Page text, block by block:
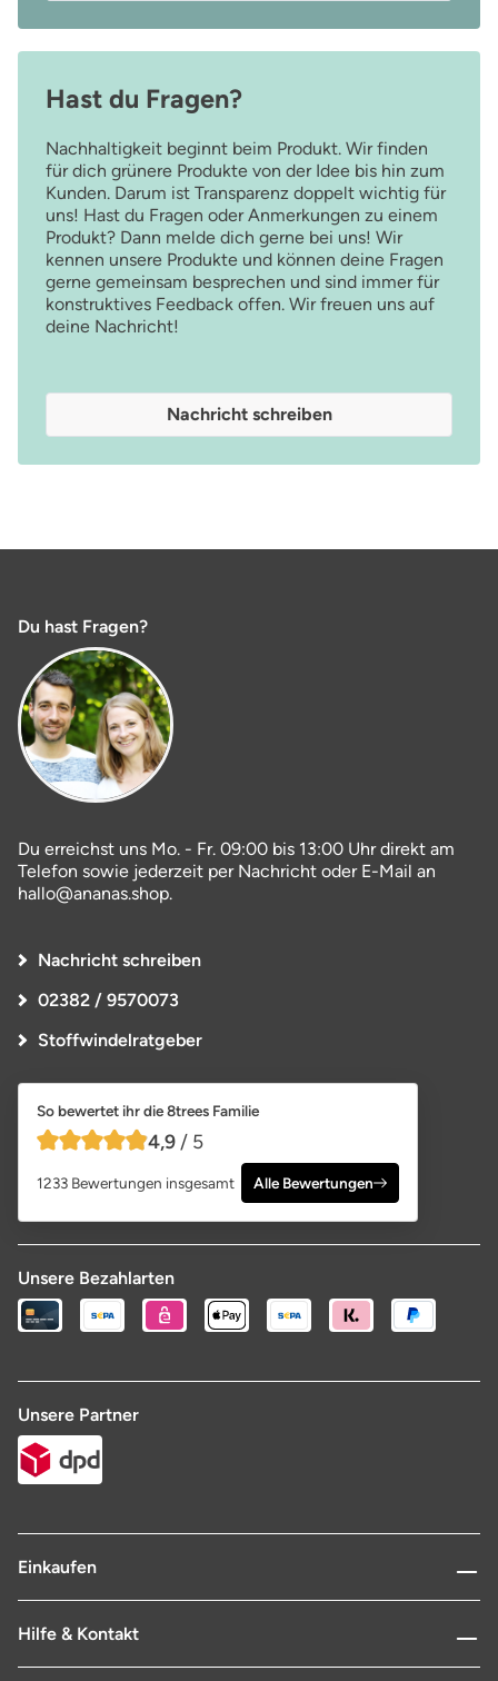
Hast du Fragen?
Nachhaltigkeit beginnt beim Produkt. Wir finden
für dich grünere Produkte von der Idee bis hin zum
Kunden. Darum ist Transparenz doppelt wichtig für
uns! Hast du Fragen oder Anmerkungen zu einem
Produkt? Dann melde dich gerne bei uns! Wir
kennen unsere Produkte und können deine Fragen
gerne gemeinsam besprechen und sind immer für
konstruktives Feedback offen. Wir freuen uns auf
deine Nachricht!
Nachricht schreiben
Du hast Fragen?
Du erreichst uns Mo. - Fr. 09:00 bis 13:00 Uhr direkt am
Telefon sowie jederzeit per Nachricht oder E-Mail an
hallo@ananas.shop.
Nachricht schreiben
02382 / 9570073
Stoffwindelratgeber
So bewertet ihr die 8trees Familie
4,9 von 5 Sternen
4,9 / 5
1233 Bewertungen insgesamt Alle Bewertungen
Unsere Bezahlarten
Unsere Partner
Einkaufen
Hilfe & Kontakt